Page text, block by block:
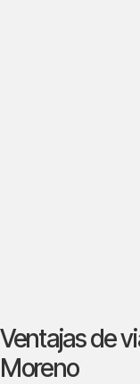
Ventajas de
Moreno